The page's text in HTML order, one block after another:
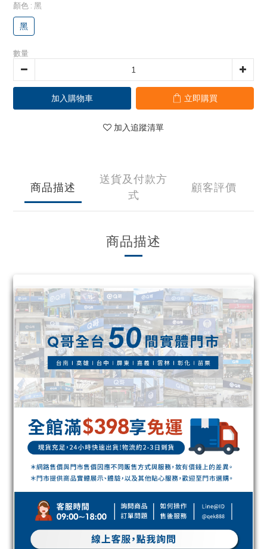
顏色 : 黑
黑
數量
加入購物車 立即購買
加入追蹤清單
商品描述
送貨及付款方
式
顧客評價
商品描述